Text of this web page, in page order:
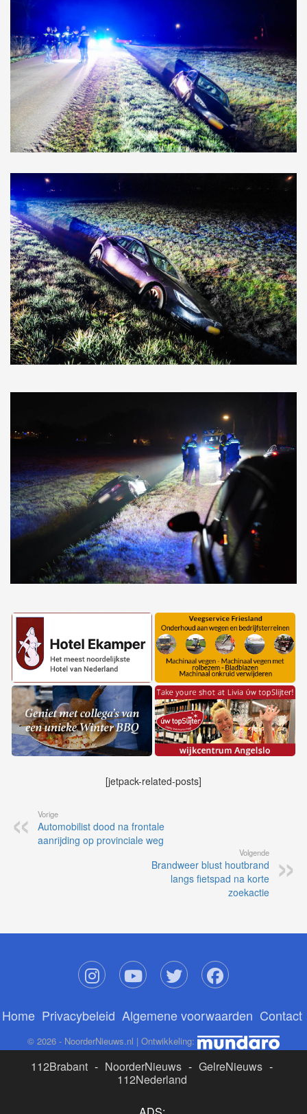
[jetpack-related-posts]
Vorige
Automobilist dood na frontale
aanrijding op provinciale weg
Volgende
Brandweer blust houtbrand
langs fietspad na korte
zoekactie
Home Privacybeleid Algemene voorwaarden Contact
© 2026 - NoorderNieuws.nl | Ontwikkeling:
112Brabant - NoorderNieuws - GelreNieuws -
112Nederland